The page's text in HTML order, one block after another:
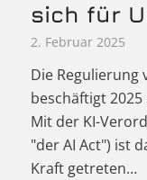
sich für
2. Februar 2025
Die Regulierung
beschäftigt
Mit der KI-
"der AI Act") ist
Kraft getreten…